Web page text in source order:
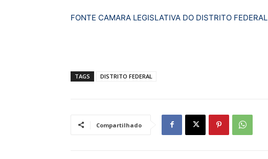
FONTE CAMARA LEGISLATIVA DO DISTRITO FEDERAL
TAGS DISTRITO FEDERAL
Compartilhado